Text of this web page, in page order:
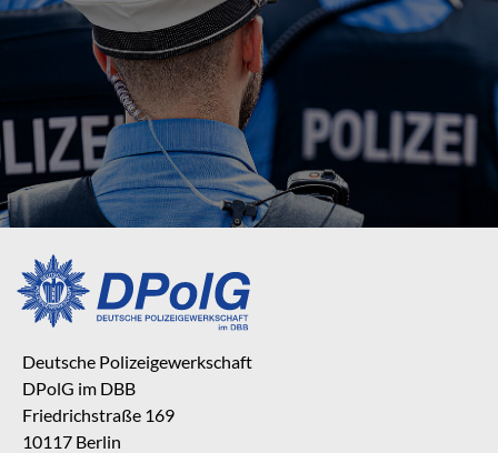
Deutsche Polizeigewerkschaft
DPolG im DBB
Friedrichstraße 169
10117 Berlin